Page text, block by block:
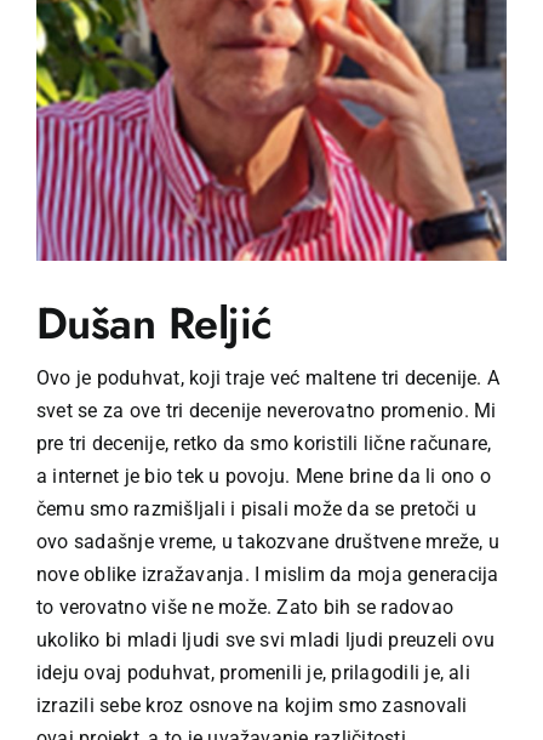
Učenje
Postani prijatelj
Српски
Dušan Reljić
Ovo je poduhvat, koji traje već maltene tri decenije. A
svet se za ove tri decenije neverovatno promenio. Mi
pre tri decenije, retko da smo koristili lične računare,
a internet je bio tek u povoju. Mene brine da li ono o
čemu smo razmišljali i pisali može da se pretoči u
ovo sadašnje vreme, u takozvane društvene mreže, u
nove oblike izražavanja. I mislim da moja generacija
to verovatno više ne može. Zato bih se radovao
ukoliko bi mladi ljudi sve svi mladi ljudi preuzeli ovu
ideju ovaj poduhvat, promenili je, prilagodili je, ali
izrazili sebe kroz osnove na kojim smo zasnovali